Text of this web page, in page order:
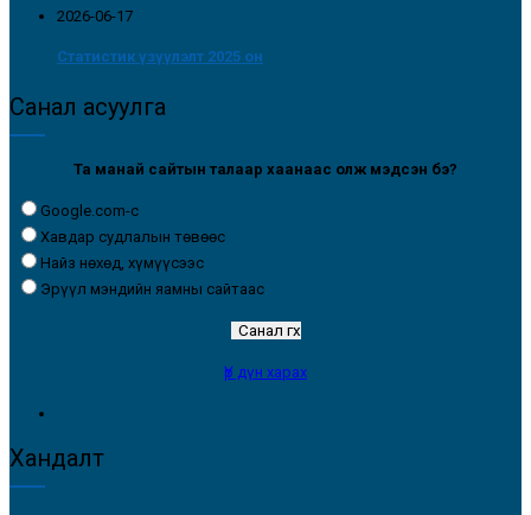
2026-06-17
Статистик үзүүлэлт 2025 он
Санал асуулга
Та манай сайтын талаар хаанаас олж мэдсэн бэ?
Google.com-с
Хавдар судлалын төвөөс
Найз нөхөд, хүмүүсээс
Эрүүл мэндийн яамны сайтаас
Үр дүн харах
Хандалт